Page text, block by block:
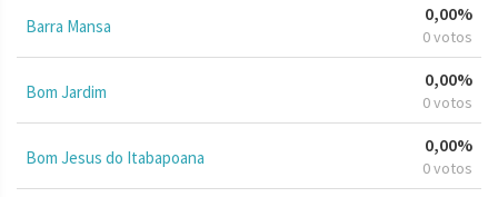
Barra Mansa
0,00%
0 votos
Bom Jardim
0,00%
0 votos
Bom Jesus do Itabapoana
0,00%
0 votos